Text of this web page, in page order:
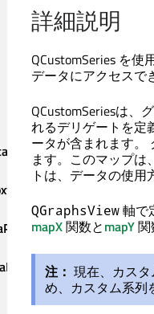
詳細説明
QCustomSeries を
データにアクセスで
QCustomSeriesは、
れるデリゲートを定
ータが含まれます。
ます。このマップ
トは、データの使用
QGraphsView軸で
mapX関数とmapY関
注： 現在、カス
め、カスタム系列